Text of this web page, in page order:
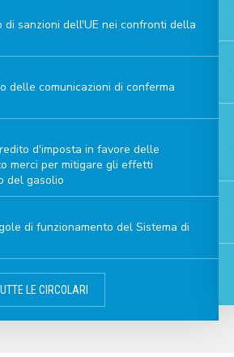
di sanzioni dell'UE nei confronti della
delle comunicazioni di conferma
d'imposta in favore delle
merci per mitigare gli effetti
del gasolio
di funzionamento del Sistema di
LE CIRCOLARI